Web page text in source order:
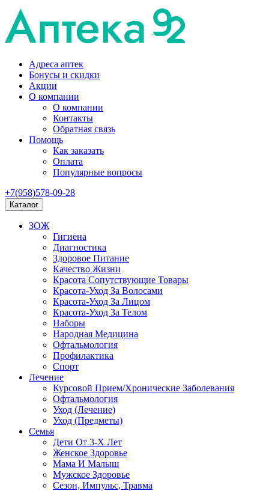
Адреса аптек
Бонусы и скидки
Акции
О компании
О компании
Контакты
Обратная связь
Помощь
Как заказать
Оплата
Популярные вопросы
+7(958)578-09-28
Каталог
ЗОЖ
Гигиена
Диагностика
Здоровое Питание
Качество Жизни
Красота Сопутствующие Товары
Красота-Уход За Волосами
Красота-Уход За Лицом
Красота-Уход За Телом
Наборы
Народная Медицина
Офтальмология
Профилактика
Спорт
Лечение
Курсовой Прием/Хронические Заболевания
Офтальмология
Уход (Лечение)
Уход (Предметы)
Семья
Дети От 3-Х Лет
Женское Здоровье
Мама И Малыш
Мужское Здоровье
Сезон, Импульс, Травма